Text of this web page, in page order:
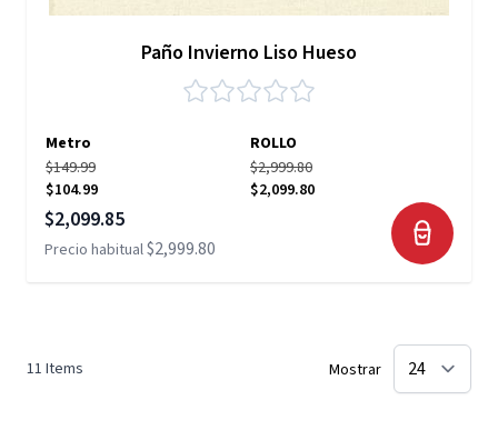
Paño Invierno Liso Hueso
Metro
ROLLO
$149.99
$104.99
$2,999.80
$2,099.80
Precio especial
$2,099.85
Precio habitual$2,999.80
11 Items Mostrar